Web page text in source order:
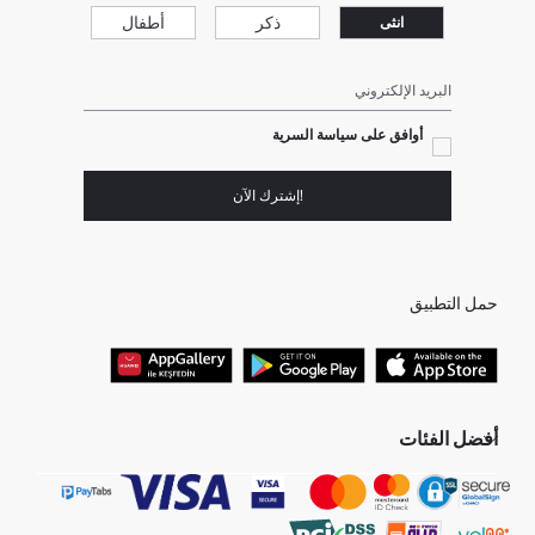
انثى ذكر أطفال
البريد الإلكتروني
أوافق على سياسة السرية
!إشترك الآن
حمل التطبيق
أفضل الفئات
جميع متاجرنا
هدايا عيد الحب
البلوفر النسائية
برفانات حريمى
جينز رجالي